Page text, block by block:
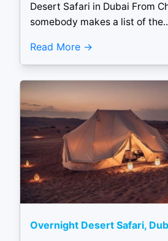
Desert Safari in Dubai From
somebody makes a list of
Read More
Overnight Desert Safari,